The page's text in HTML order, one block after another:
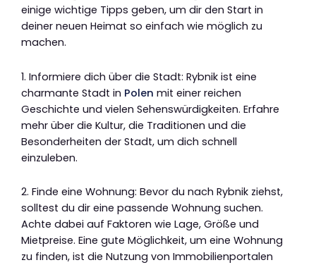
einige wichtige Tipps geben, um dir den Start in
deiner neuen Heimat so einfach wie möglich zu
machen.
1. Informiere dich über die Stadt: Rybnik ist eine
charmante Stadt in Polen mit einer reichen
Geschichte und vielen Sehenswürdigkeiten. Erfahre
mehr über die Kultur, die Traditionen und die
Besonderheiten der Stadt, um dich schnell
einzuleben.
2. Finde eine Wohnung: Bevor du nach Rybnik ziehst,
solltest du dir eine passende Wohnung suchen.
Achte dabei auf Faktoren wie Lage, Größe und
Mietpreise. Eine gute Möglichkeit, um eine Wohnung
zu finden, ist die Nutzung von Immobilienportalen